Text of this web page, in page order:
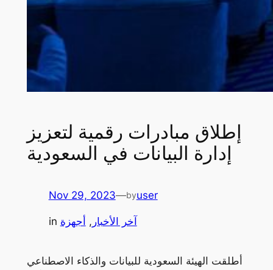
إطلاق مبادرات رقمية لتعزيز
إدارة البيانات في السعودية
Nov 29, 2023—byuser
in آخر الأخبار , أجهزة
أطلقت الهيئة السعودية للبيانات والذكاء الاصطناعي